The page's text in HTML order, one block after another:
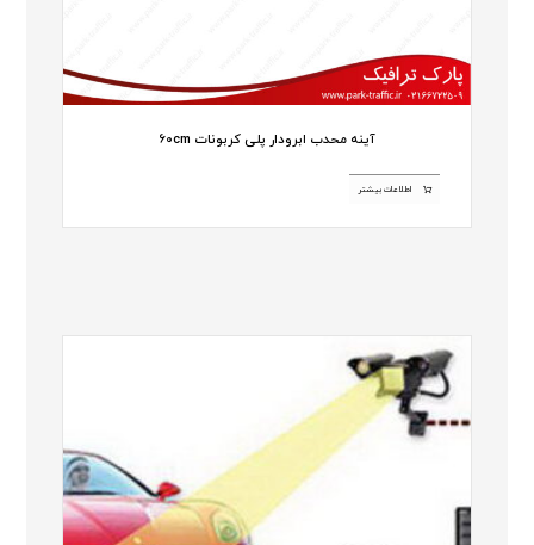
آینه محدب ابرودار پلی کربونات 60cm
اطلاعات بیشتر